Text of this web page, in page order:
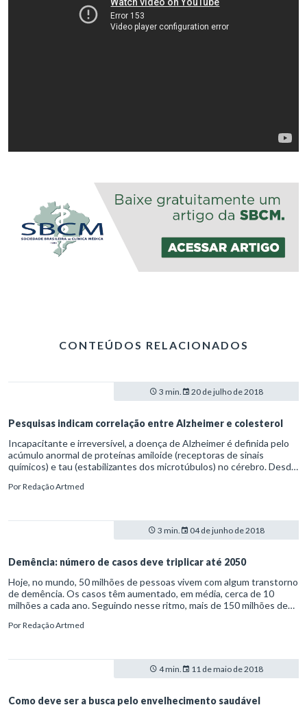
CONTEÚDOS RELACIONADOS
3 min. 20 de julho de 2018
Pesquisas indicam correlação entre Alzheimer e colesterol
Incapacitante e irreversível, a doença de Alzheimer é definida pelo
acúmulo anormal de proteínas amiloide (receptoras de sinais
químicos) e tau (estabilizantes dos microtúbulos) no cérebro. Desde
da patologia.
PorRedação Artmed
3 min. 04 de junho de 2018
Demência: número de casos deve triplicar até 2050
Hoje, no mundo, 50 milhões de pessoas vivem com algum transtorno
de demência. Os casos têm aumentado, em média, cerca de 10
milhões a cada ano. Seguindo nesse ritmo, mais de 150 milhões de
PorRedação Artmed
4 min. 11 de maio de 2018
Como deve ser a busca pelo envelhecimento saudável